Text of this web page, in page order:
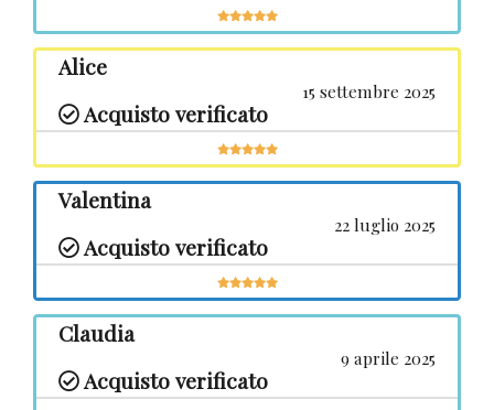
Alice
15 settembre 2025
Acquisto verificato
Valentina
22 luglio 2025
Acquisto verificato
Claudia
9 aprile 2025
Acquisto verificato